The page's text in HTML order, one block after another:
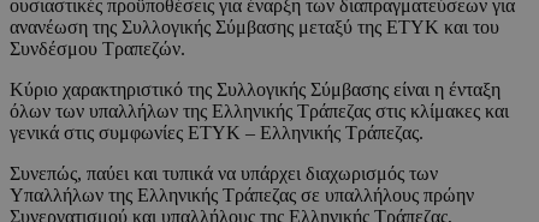
ουσιαστικές προϋποθέσεις για έναρξη των διαπραγματεύσεων για
ανανέωση της Συλλογικής Σύμβασης μεταξύ της ΕΤΥΚ και του
Συνδέσμου Τραπεζών.
Κύριο χαρακτηριστικό της Συλλογικής Σύμβασης είναι η ένταξη
όλων των υπαλλήλων της Ελληνικής Τράπεζας στις κλίμακες και
γενικά στις συμφωνίες ΕΤΥΚ – Ελληνικής Τράπεζας.
Συνεπώς, παύει και τυπικά να υπάρχει διαχωρισμός των
Υπαλλήλων της Ελληνικής Τράπεζας σε υπαλλήλους πρώην
Συνεργατισμού και υπαλλήλους της Ελληνικής Τράπεζας,